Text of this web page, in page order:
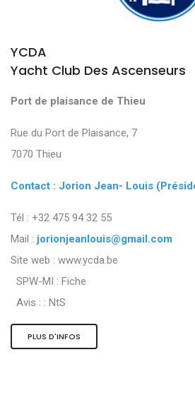
YCDA
Yacht Club Des Ascenseurs
Port de plaisance de Thieu
Rue du Port de Plaisance, 7
7070 Thieu
Contact : Jorion Jean- Louis
Tél : +32 475 94 32 55
Mail : jorionjeanlouis@gmail.com
Site web : www.ycda.be
SPW-MI : Fiche
Avis : : NtS
PLUS D'INFOS